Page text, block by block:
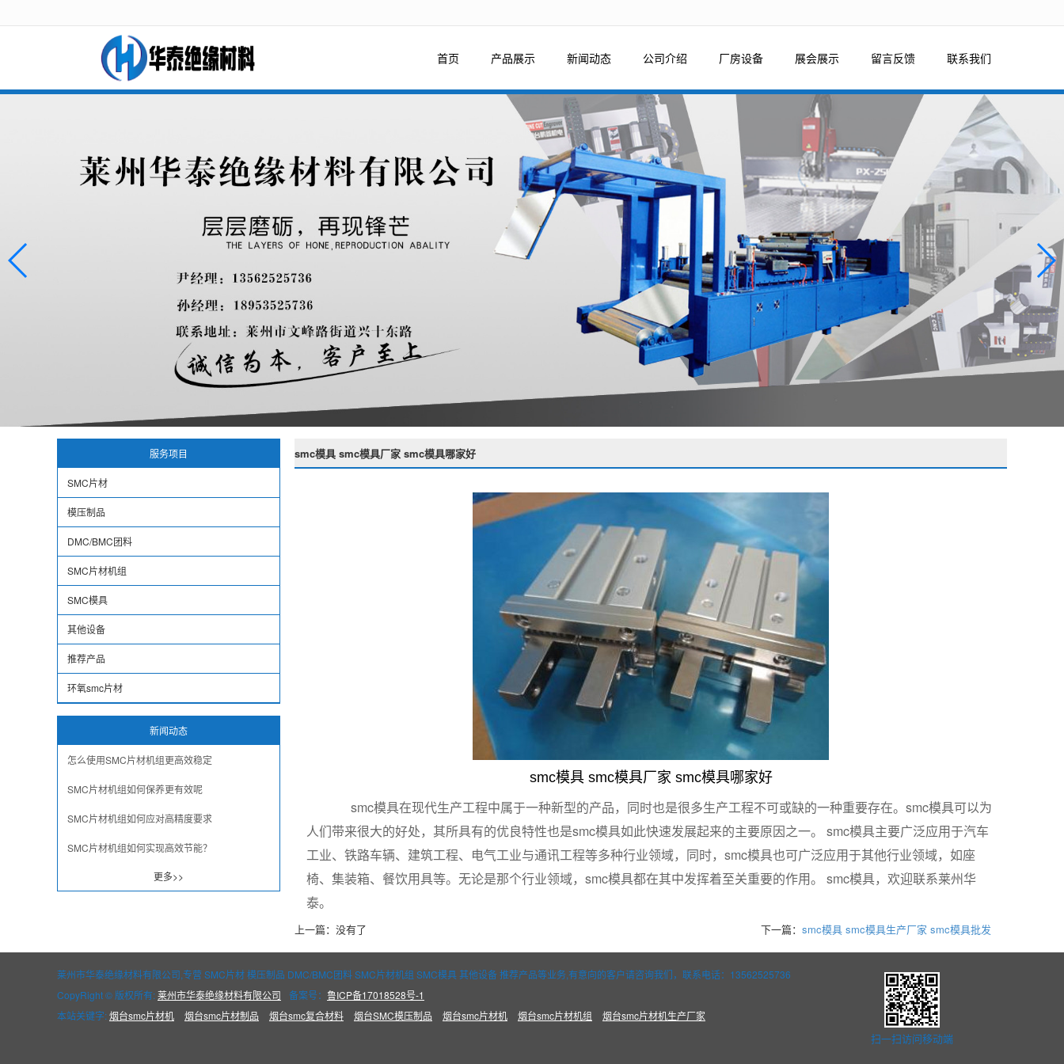
首页 产品展示 新闻动态 公司介绍 厂房设备 展会展示 留言反馈 联系我们
smc模具 smc模具厂家 smc模具哪家好
smc模具 smc模具厂家 smc模具哪家好
smc模具在现代生产工程中属于一种新型的产品，同时也是很多生产工程不可或缺的一种重要存在。smc模具可以为
人们带来很大的好处，其所具有的优良特性也是smc模具如此快速发展起来的主要原因之一。 smc模具主要广泛应用于汽车
工业、铁路车辆、建筑工程、电气工业与通讯工程等多种行业领域，同时，smc模具也可广泛应用于其他行业领域，如座
椅、集装箱、餐饮用具等。无论是那个行业领域，smc模具都在其中发挥着至关重要的作用。 smc模具，欢迎联系莱州华
泰。
上一篇：没有了 下一篇： smc模具 smc模具生产厂家 smc模具批发
服务项目
SMC片材
模压制品
DMC/BMC团料
SMC片材机组
SMC模具
其他设备
推荐产品
环氧smc片材
新闻动态
怎么使用SMC片材机组更高效稳定
SMC片材机组如何保养更有效呢
SMC片材机组如何应对高精度要求
SMC片材机组如何实现高效节能？
更多>>
莱州市华泰绝缘材料有限公司,专营 SMC片材 模压制品 DMC/BMC团料 SMC片材机组 SMC模具 其他设备 推荐产品等业务,有意向的客户请咨询我们，联系电话：13562525736
CopyRight © 版权所有:莱州市华泰绝缘材料有限公司 备案号： 鲁ICP备17018528号-1
本站关键字:烟台smc片材机 烟台smc片材制品 烟台smc复合材料 烟台SMC模压制品 烟台smc片材机 烟台smc片材机组 烟台smc片材机生产厂家
扫一扫访问移动端